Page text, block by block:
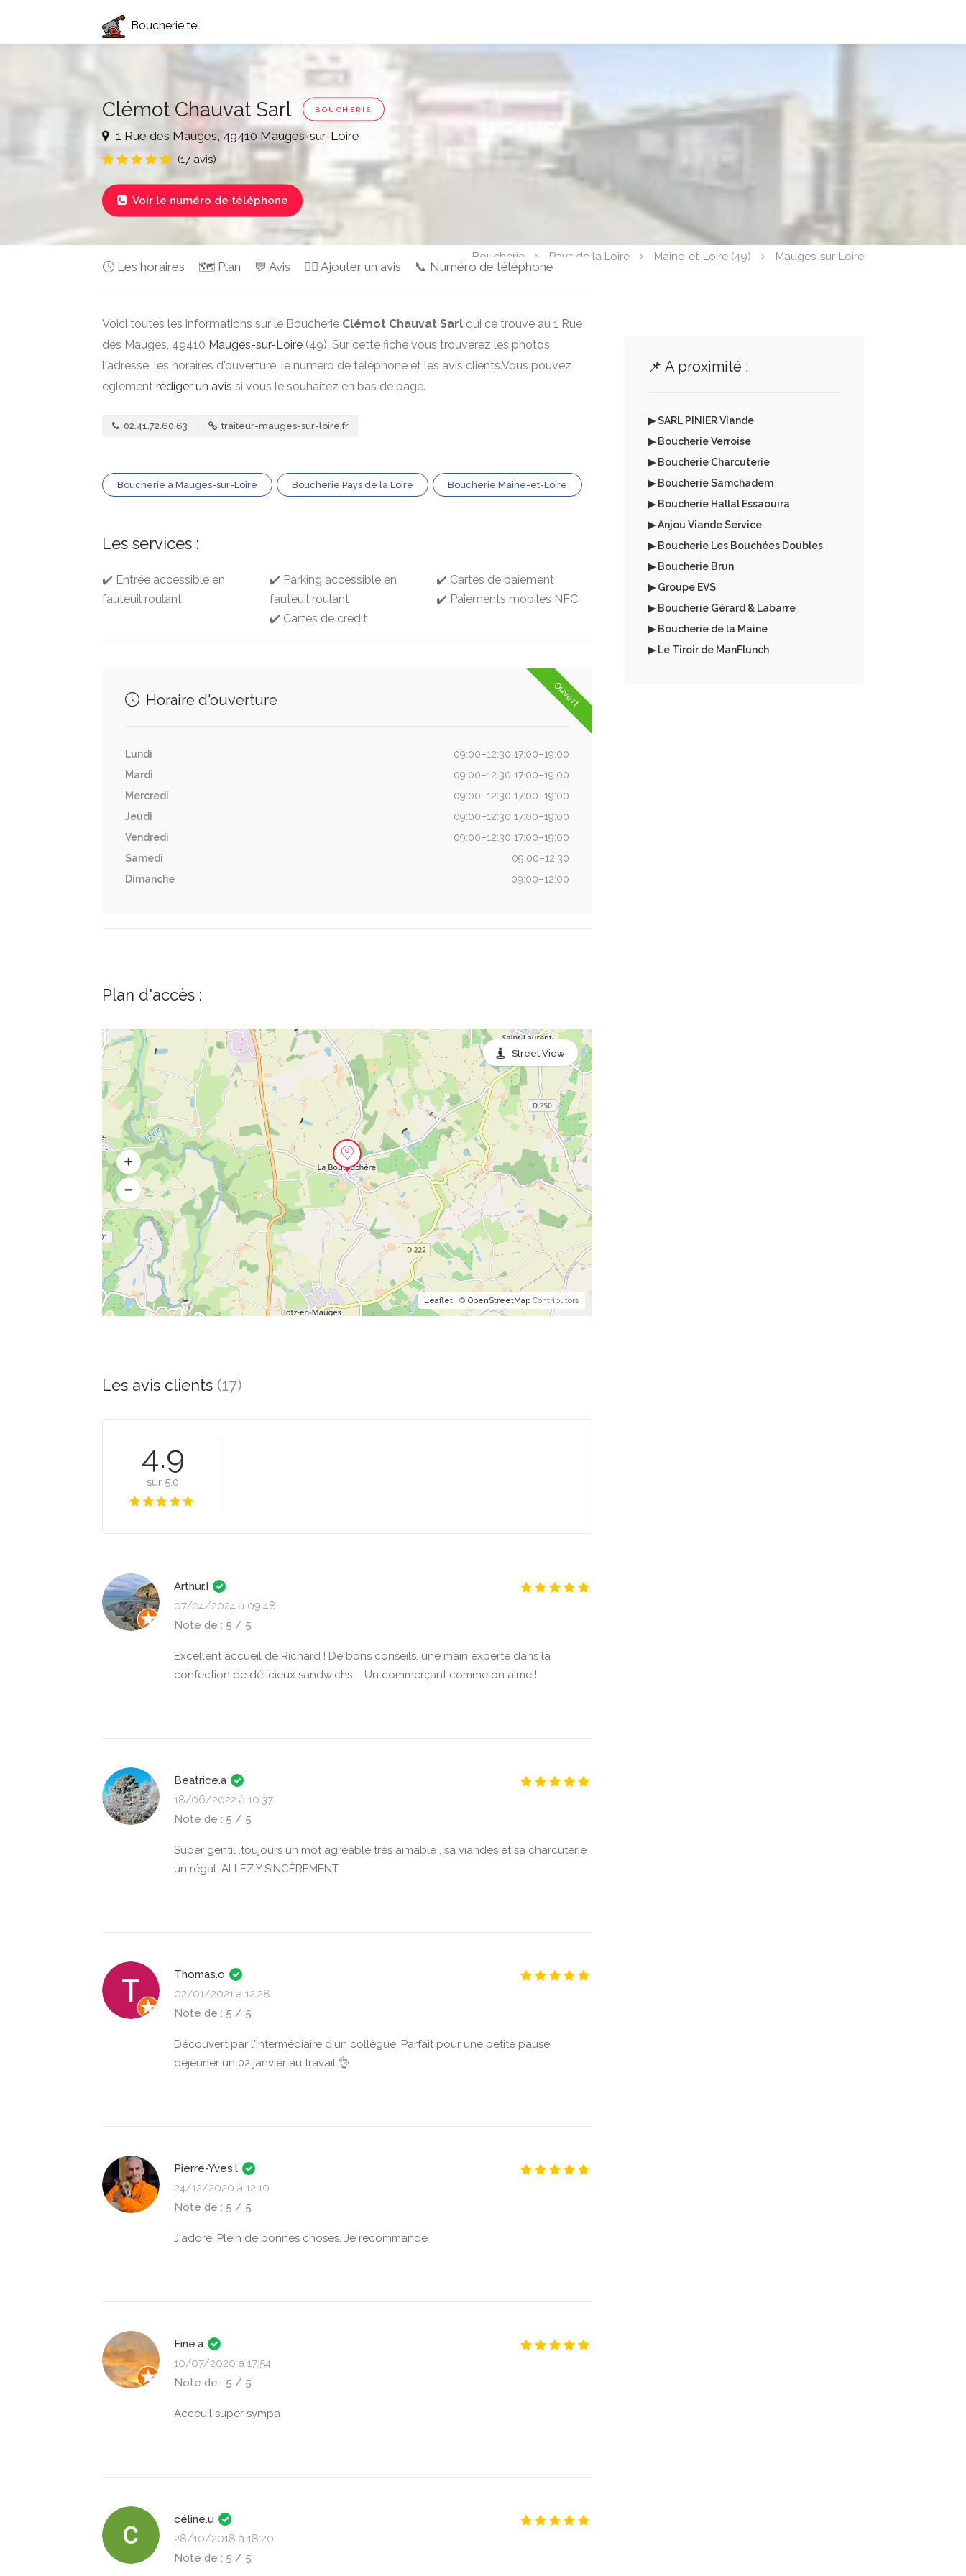
Boucherie.tel
Clémot Chauvat Sarl BOUCHERIE
1 Rue des Mauges, 49410 Mauges-sur-Loire
(17 avis)
 Voir le numéro de téléphone
Boucherie Pays de la Loire Maine-et-Loire (49) Mauges-sur-Loire
🕓 Les horaires 🗺️ Plan 💬 Avis ✍🏻 Ajouter un avis 📞 Numéro de téléphone
Voici toutes les informations sur le Boucherie Clémot Chauvat Sarl qui ce trouve au 1 Rue
des Mauges, 49410 Mauges-sur-Loire (49). Sur cette fiche vous trouverez les photos,
l'adresse, les horaires d'ouverture, le numero de téléphone et les avis clients.Vous pouvez
églement rédiger un avis si vous le souhaitez en bas de page.
02.41.72.60.63 traiteur-mauges-sur-loire.fr
Boucherie à Mauges-sur-Loire Boucherie Pays de la Loire Boucherie Maine-et-Loire
Les services :
✔️ Entrée accessible en
fauteuil roulant
✔️ Parking accessible en
fauteuil roulant
✔️ Cartes de crédit
✔️ Cartes de paiement
✔️ Paiements mobiles NFC
Ouvert
Horaire d'ouverture
Lundi
09:00–12:30 17:00–19:00
Mardi
09:00–12:30 17:00–19:00
Mercredi
09:00–12:30 17:00–19:00
Jeudi
09:00–12:30 17:00–19:00
Vendredi
09:00–12:30 17:00–19:00
Samedi
09:00–12:30
Dimanche
09:00–12:00
Plan d'accès :
Leaflet| © OpenStreetMapContributors
Street View
Les avis clients (17)
4.9
sur 5.0
Arthur.I
07/04/2024 à 09:48
Note de : 5 / 5
Excellent accueil de Richard ! De bons conseils, une main experte dans la
confection de délicieux sandwichs ... Un commerçant comme on aime !
Beatrice.a
18/06/2022 à 10:37
Note de : 5 / 5
Suoer gentil ,toujours un mot agréable très aimable , sa viandes et sa charcuterie
un régal .ALLEZ Y SINCÈREMENT
Thomas.o
02/01/2021 à 12:28
Note de : 5 / 5
Découvert par l'intermédiaire d'un collègue. Parfait pour une petite pause
déjeuner un 02 janvier au travail 👌
Pierre-Yves.l
24/12/2020 à 12:10
Note de : 5 / 5
J'adore. Plein de bonnes choses. Je recommande
Fine.a
10/07/2020 à 17:54
Note de : 5 / 5
Acceuil super sympa
céline.u
28/10/2018 à 18:20
Note de : 5 / 5
📌 A proximité :
▶ SARL PINIER Viande
▶ Boucherie Verroise
▶ Boucherie Charcuterie
▶ Boucherie Samchadem
▶ Boucherie Hallal Essaouira
▶ Anjou Viande Service
▶ Boucherie Les Bouchées Doubles
▶ Boucherie Brun
▶ Groupe EVS
▶ Boucherie Gérard & Labarre
▶ Boucherie de la Maine
▶ Le Tiroir de ManFlunch